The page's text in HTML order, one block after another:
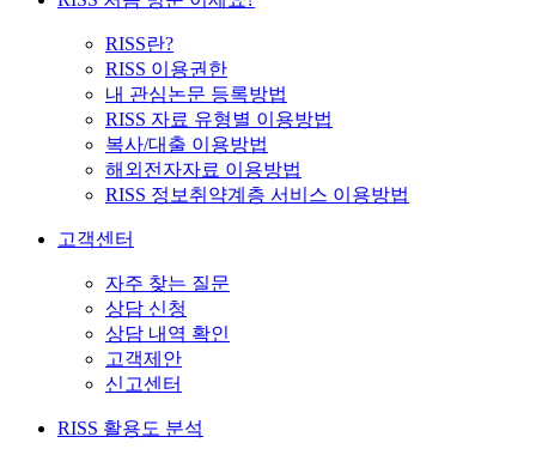
RISS란?
RISS 이용권한
내 관심논문 등록방법
RISS 자료 유형별 이용방법
복사/대출 이용방법
해외전자자료 이용방법
RISS 정보취약계층 서비스 이용방법
고객센터
자주 찾는 질문
상담 신청
상담 내역 확인
고객제안
신고센터
RISS 활용도 분석